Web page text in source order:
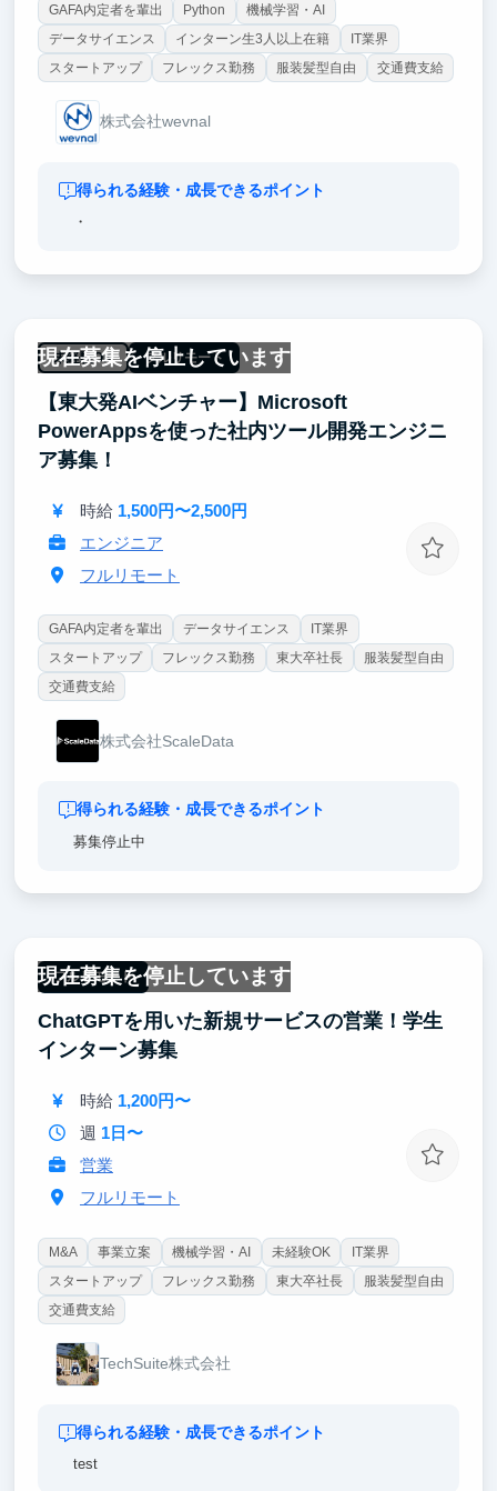
GAFA内定者を輩出 Python
機械学習・AI
データサイエンス
インターン生3人以上在籍
IT業界
スタートアップ
フレックス勤務 服装髪型自由 交通費支給
株式会社wevnal
得られる経験・成長できるポイント
・
現在募集を停止しています
未経験OK フルリモート
【東大発AIベンチャー】Microsoft
PowerAppsを使った社内ツール開発エンジニ
ア募集！
時給 1,500円〜2,500円
エンジニア
フルリモート
GAFA内定者を輩出 データサイエンス
IT業界
スタートアップ
フレックス勤務 東大卒社長
服装髪型自由
交通費支給
株式会社ScaleData
得られる経験・成長できるポイント
募集停止中
現在募集を停止しています
フルリモート
ChatGPTを用いた新規サービスの営業！学生
インターン募集
時給 1,200円〜
週 1日〜
営業
フルリモート
M&A 事業立案 機械学習・AI 未経験OK
IT業界
スタートアップ
フレックス勤務 東大卒社長
服装髪型自由
交通費支給
TechSuite株式会社
得られる経験・成長できるポイント
test